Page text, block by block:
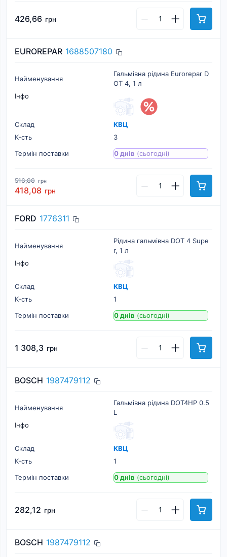
426,66 грн
EUROREPAR 1688507180
Найменування
Гальмівна рідина Eurorepar D
OT 4, 1 л
Інфо
Склад
КВЦ
К-cть
3
Термін поставки
0 днів (сьогодні)
516,66 грн
418,08 грн
FORD 1776311
Найменування
Рідина гальмівна DOT 4 Supe
r, 1 л
Інфо
Склад
КВЦ
К-cть
1
Термін поставки
0 днів (сьогодні)
1 308,3 грн
BOSCH 1987479112
Найменування
Гальмівна рідина DOT4HP 0.5
L
Інфо
Склад
КВЦ
К-cть
1
Термін поставки
0 днів (сьогодні)
282,12 грн
BOSCH 1987479112